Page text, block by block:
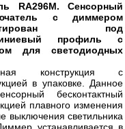
RA296M. Сенсорный
с диммером
под
профиль с
для светодиодных
конструкция с
в упаковке. Данное
бесконтактный
плавного изменения
выключения светильника